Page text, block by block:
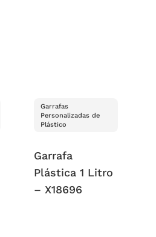
Garrafas
Personalizadas de
Plástico
Garrafa
Plástica 1 Litro
– X18696